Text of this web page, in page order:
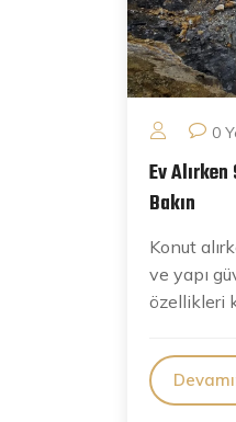
0
Ev
Bakın
Konut
ve yapı
özellikleri